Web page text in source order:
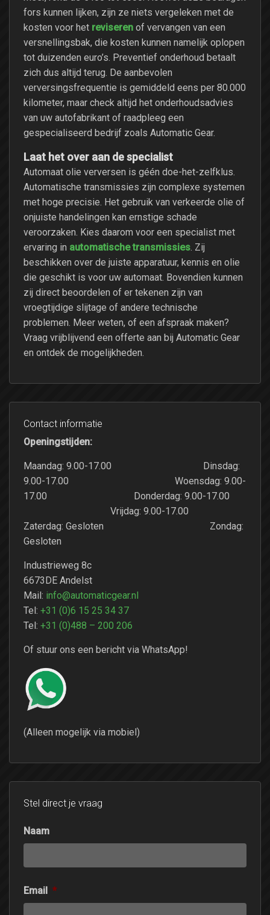
fors kunnen lijken, zijn ze niets vergeleken met de
kosten voor het reviseren of vervangen van een
versnellingsbak, die kosten kunnen namelijk oplopen
tot duizenden euro’s. Preventief onderhoud betaalt
zich dus altijd terug. De aanbevolen
verversingsfrequentie is gemiddeld eens per 80.000
kilometer, maar check altijd het onderhoudsadvies
van uw autofabrikant of raadpleeg een
gespecialiseerd bedrijf zoals Automatic Gear.
Laat het over aan de specialist
Automaat olie verversen is géén doe-het-zelfklus.
Automatische transmissies zijn complexe systemen
met hoge precisie. Het gebruik van verkeerde olie of
onjuiste handelingen kan ernstige schade
veroorzaken. Kies daarom voor een specialist met
ervaring in automatische transmissies . Zij
beschikken over de juiste apparatuur, kennis en olie
die geschikt is voor uw automaat. Bovendien kunnen
zij direct beoordelen of er tekenen zijn van
vroegtijdige slijtage of andere technische
problemen. Meer weten, of een afspraak maken?
Vraag vrijblijvend een offerte aan bij Automatic Gear
en ontdek de mogelijkheden.
Contact informatie
Openingstijden:
Maandag: 9.00-17.00 Dinsdag:
9.00-17.00 Woensdag: 9.00-
17.00 Donderdag: 9.00-17.00
Vrijdag: 9.00-17.00
Zaterdag: Gesloten Zondag:
Gesloten
Industrieweg 8c
6673DE Andelst
Mail: info@automaticgear.nl
Tel: +31 (0)6 15 25 34 37
Tel: +31 (0)488 – 200 206
Of stuur ons een bericht via WhatsApp!
(Alleen mogelijk via mobiel)
Stel direct je vraag
Naam
Email *